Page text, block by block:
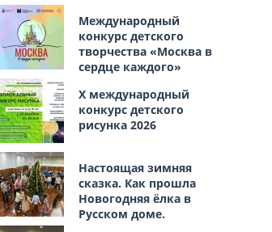
Международный
конкурс детского
творчества «Москва в
сердце каждого»
Х международный
конкурс детского
рисунка 2026
Настоящая зимняя
сказка. Как прошла
Новогодняя ёлка в
Русском доме.